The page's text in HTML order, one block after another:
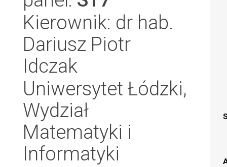
Kierownik: dr hab.
Dariusz Piotr
Idczak
Uniwersytet Łódzki,
Wydział
Matematyki i
Informatyki